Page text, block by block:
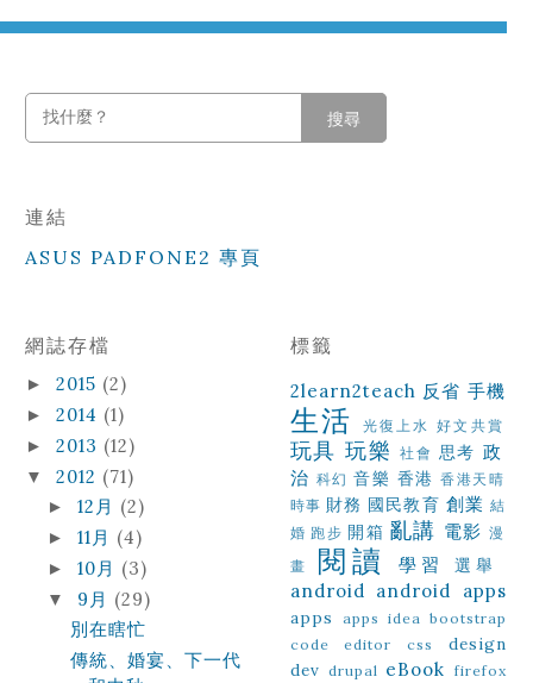
搜尋
連結
ASUS PADFONE2 專頁
網誌存檔
►2015 (2)
►2014 (1)
►2013 (12)
▼2012 (71)
►12月 (2)
►11月 (4)
►10月 (3)
▼ 9月 (29)
別在瞎忙
傳統、婚宴、下一代
標籤
2learn2teach 反省 手機
生活 光復上水 好文共賞
玩具 玩樂 社會 思考 政
治 科幻 音樂 香港 香港天晴
時事 財務 國民教育 創業 結
婚 跑步 開箱 亂講 電影 漫
畫
閱讀 學習 選舉
android android apps
apps apps idea bootstrap
code editor
css
design
dev drupal eBook firefox